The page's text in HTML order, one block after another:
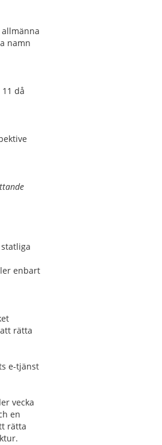
namn
då
enbart
rätta
e-tjänst
vecka
en
rätta